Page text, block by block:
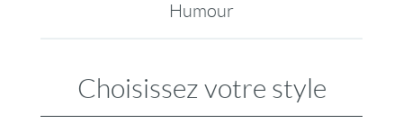
Humour
Choisissez votre style